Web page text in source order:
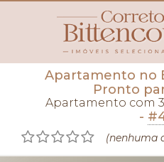
Apartamento no
Pronto
Apartamento com
-
(nenhuma